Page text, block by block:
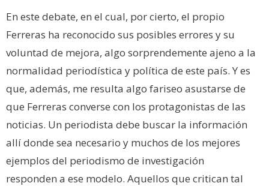
En este debate, en el cual, por cierto, el propio
Ferreras ha reconocido sus posibles errores y su
voluntad de mejora, algo sorprendemente ajeno a la
normalidad periodística y política de este país. Y es
que, además, me resulta algo fariseo asustarse de
que Ferreras converse con los protagonistas de las
noticias. Un periodista debe buscar la información
allí donde sea necesario y muchos de los mejores
ejemplos del periodismo de investigación
responden a ese modelo. Aquellos que critican tal